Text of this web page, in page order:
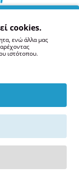
Cookies
-
cookies.
ενώ άλλα μας
ιστότοπου.